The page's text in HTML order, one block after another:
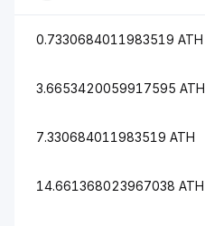
0.7330684011983519 ATH
3.6653420059917595 ATH
7.330684011983519 ATH
14.661368023967038 ATH